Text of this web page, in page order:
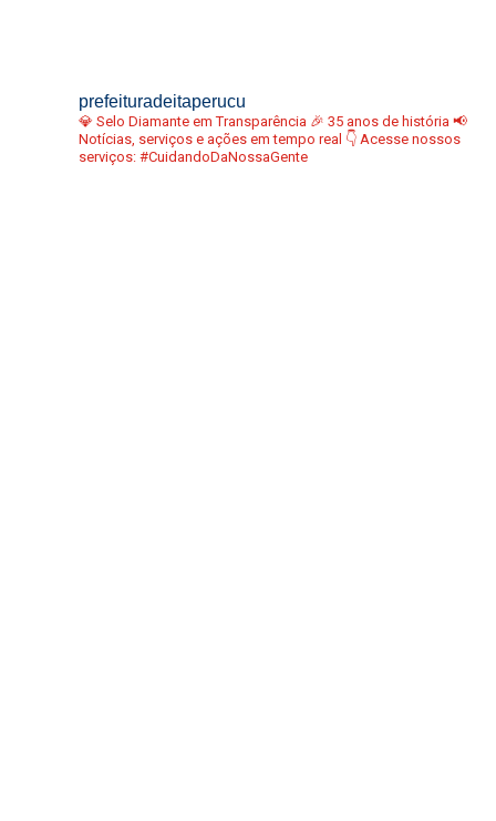
prefeituradeitaperucu
💎 Selo Diamante em Transparência 🎉 35 anos de história 📢
Notícias, serviços e ações em tempo real 👇 Acesse nossos
serviços: #CuidandoDaNossaGente